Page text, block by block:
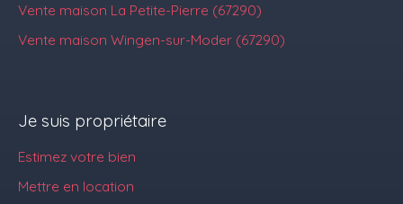
Vente maison La Petite-Pierre (67290)
Vente maison Wingen-sur-Moder (67290)
Je suis propriétaire
Estimez votre bien
Mettre en location